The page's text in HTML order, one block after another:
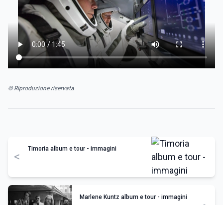
© Riproduzione riservata
<
Timoria album e tour - immagini
Marlene Kuntz album e tour - immagini